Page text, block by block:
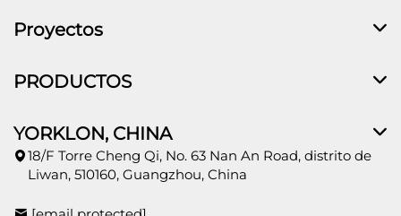
Proyectos
PRODUCTOS
YORKLON, CHINA
18/F Torre Cheng Qi, No. 63 Nan An Road, distrito de
Liwan, 510160, Guangzhou, China